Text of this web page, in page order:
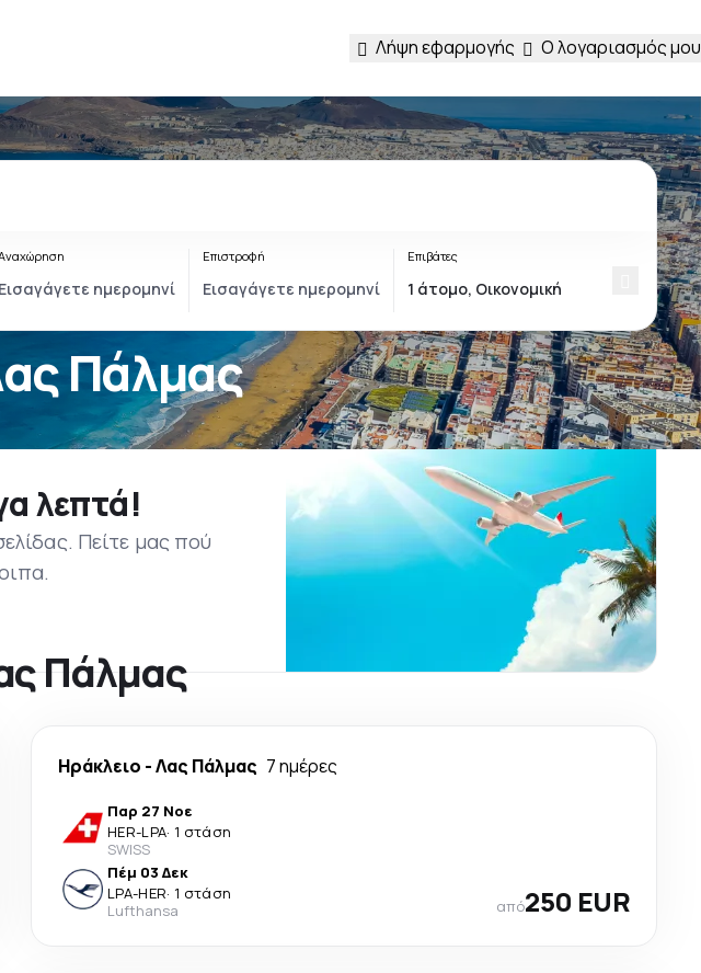
Λήψη εφαρμογής Ο λογαριασμός μου
Πάλμας
Επιστροφή Επιβάτες
λεπτά!
Πείτε μας πού
Πάλμας
Ηράκλειο -Λας Πάλμας 7 ημέρες
Παρ 27 Νοε
HER-LPA· 1 στάση
SWISS
Πέμ 03 Δεκ
LPA-HER· 1 στάση
Lufthansa
από250 EUR